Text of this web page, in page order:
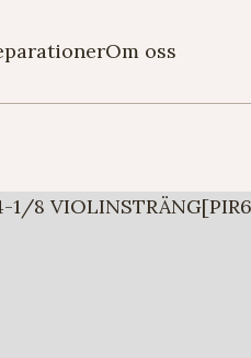
Om oss